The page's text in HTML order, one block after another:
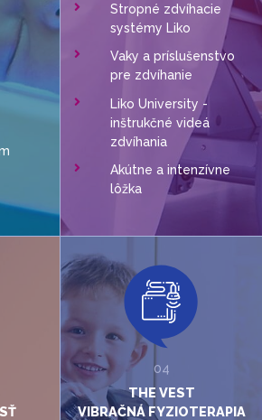
Stropné zdvíhacie
systémy Liko
Vaky a príslušenstvo
pre zdvíhanie
Liko University -
inštrukčné videá
zdvíhania
Akútne a intenzívne
lôžka
04
THE VEST
VIBRAČNÁ FYZIOTERAPIA